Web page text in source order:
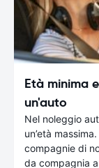
Età minima
un'auto
Nel noleggio
un’età
compagnie di
da compagnia